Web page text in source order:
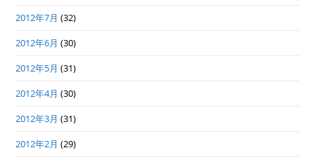
2012年7月 (32)
2012年6月 (30)
2012年5月 (31)
2012年4月 (30)
2012年3月 (31)
2012年2月 (29)